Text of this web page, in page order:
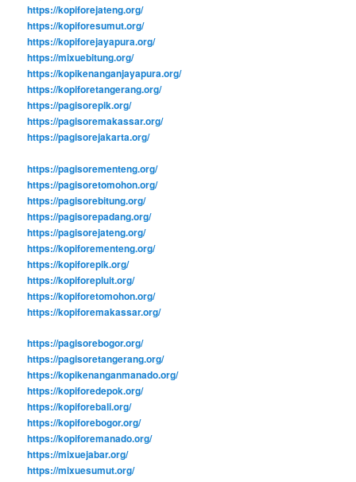
https://kopiforejateng.org/
https://kopiforesumut.org/
https://kopiforejayapura.org/
https://mixuebitung.org/
https://kopikenanganjayapura.org/
https://kopiforetangerang.org/
https://pagisorepik.org/
https://pagisoremakassar.org/
https://pagisorejakarta.org/
https://pagisorementeng.org/
https://pagisoretomohon.org/
https://pagisorebitung.org/
https://pagisorepadang.org/
https://pagisorejateng.org/
https://kopiforementeng.org/
https://kopiforepik.org/
https://kopiforepluit.org/
https://kopiforetomohon.org/
https://kopiforemakassar.org/
https://pagisorebogor.org/
https://pagisoretangerang.org/
https://kopikenanganmanado.org/
https://kopiforedepok.org/
https://kopiforebali.org/
https://kopiforebogor.org/
https://kopiforemanado.org/
https://mixuejabar.org/
https://mixuesumut.org/